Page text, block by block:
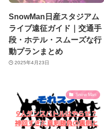
SnowMan日産スタジアム
ライブ遠征ガイド｜交通手
段・ホテル・スムーズな行
動プランまとめ
2025年4月23日
Snow Man